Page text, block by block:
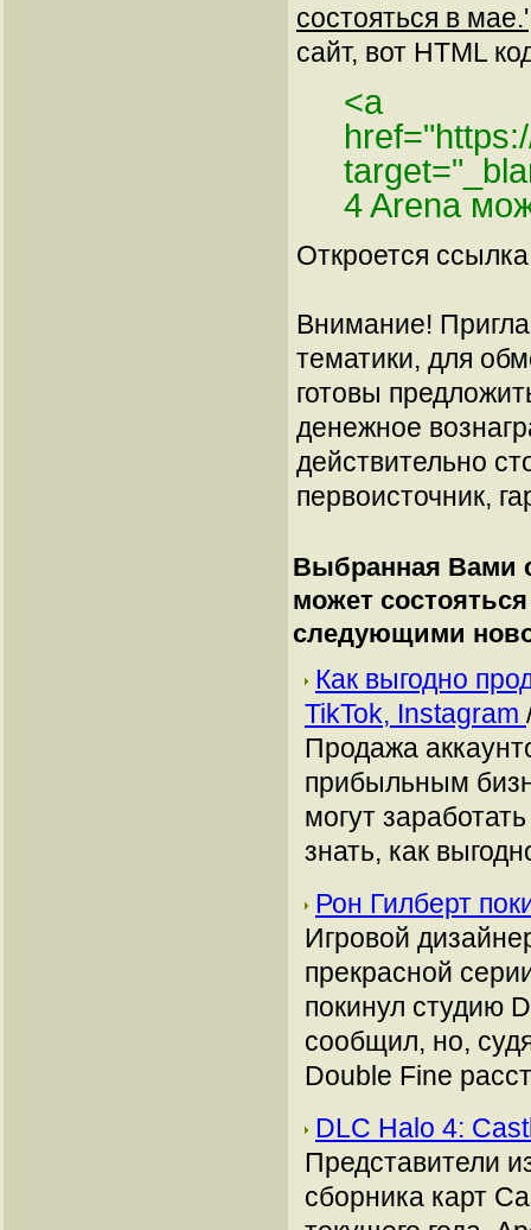
состояться в мае.'
сайт, вот HTML
<a
4 Arena
Откроется
Внимание!
тематики, для
готовы
денежное
действительно
первоисточник,
Выбранная Вами
может
следующими
Как выгодно
TikTok, Instagram
Продажа
прибыльным
могут
знать, как
Рон Гилберт
Игровой
прекрасной
покинул студию
сообщил, но,
Double Fine
DLC Halo 4:
Представители
сборника карт